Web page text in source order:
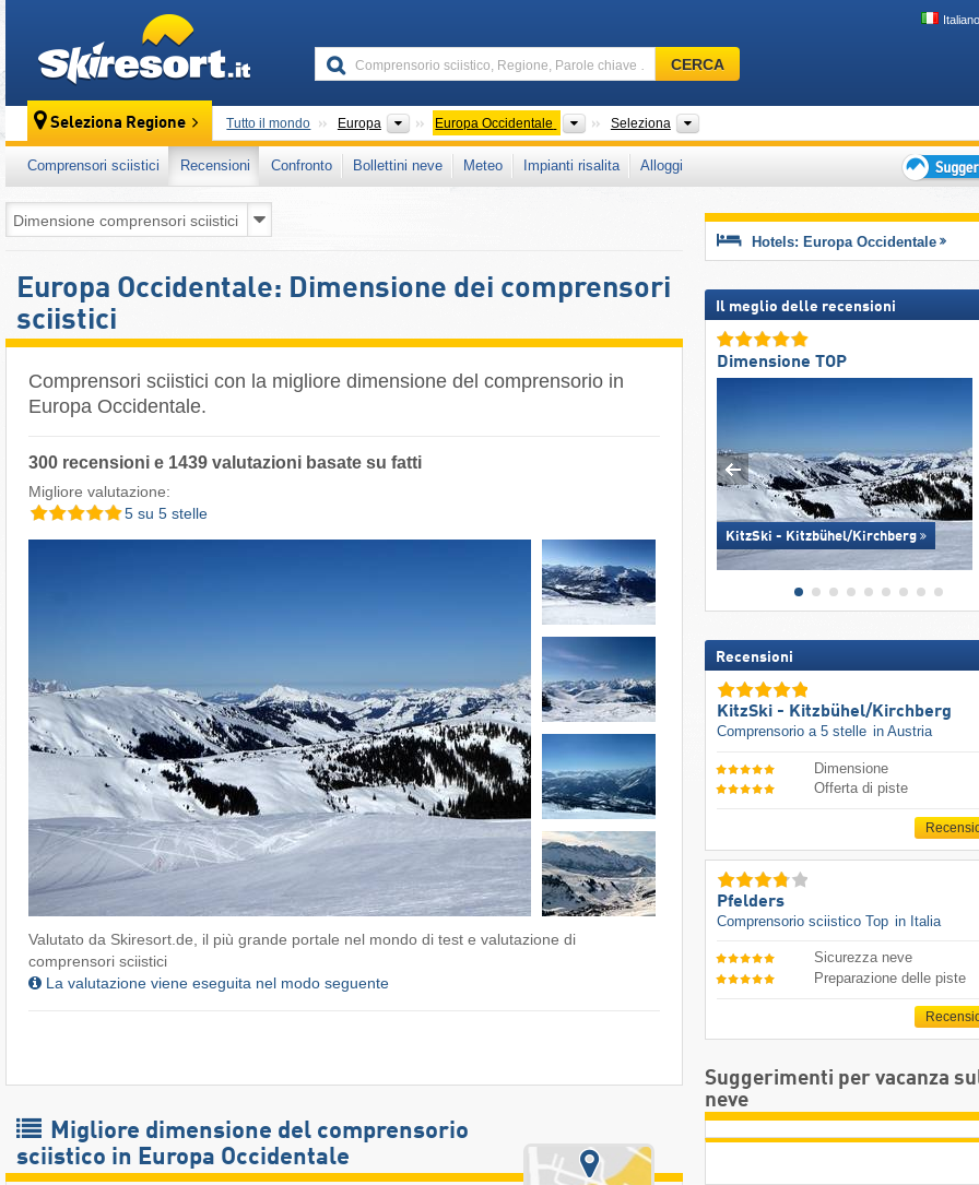
Italiano
Comprensorio
sciistico,
Parole
chiave
…
CERCA
Seleziona Regione Tutto il mondo Europa Continenti
Europa Occidentale Subcontinenti (Nazioni Unite)
Seleziona
Comprensori sciistici Recensioni Confronto Bollettini neve Meteo Impianti risalita
Alloggi
per
vacanza
Europa Occidentale: Dimensione dei comprensori
sciistici
Comprensori sciistici con la migliore dimensione del comprensorio in
Europa Occidentale.
300 recensioni e 1439 valutazioni basate su fatti
Migliore valutazione:
5 su 5 stelle
Valutato da Skiresort.de, il più grande portale nel mondo di test e valutazione di
comprensori sciistici
La valutazione viene eseguita nel modo seguente
Migliore dimensione del comprensorio
sciistico in Europa Occidentale
Hotels: Europa Occidentale
Il meglio delle recensioni
Dimensione TOP
KitzSki - Kitzbühel/​Kirchberg
Recensioni
KitzSki - Kitzbühel/​Kirchberg
Comprensorio a 5 stelle in Austria
Dimensione
Offerta di piste
Pfelders
Comprensorio sciistico Top in Italia
Sicurezza neve
Preparazione delle piste
Suggerimenti per vacanza
neve